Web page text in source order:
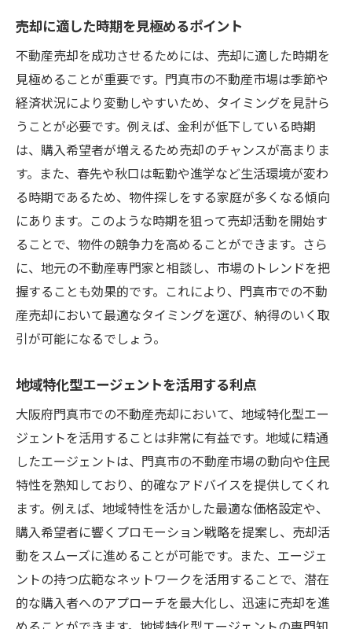
売却に適した時期を見極めるポイント
不動産売却を成功させるためには、売却に適した時期を
見極めることが重要です。門真市の不動産市場は季節や
経済状況により変動しやすいため、タイミングを見計ら
うことが必要です。例えば、金利が低下している時期
は、購入希望者が増えるため売却のチャンスが高まりま
す。また、春先や秋口は転勤や進学など生活環境が変わ
る時期であるため、物件探しをする家庭が多くなる傾向
にあります。このような時期を狙って売却活動を開始す
ることで、物件の競争力を高めることができます。さら
に、地元の不動産専門家と相談し、市場のトレンドを把
握することも効果的です。これにより、門真市での不動
産売却において最適なタイミングを選び、納得のいく取
引が可能になるでしょう。
地域特化型エージェントを活用する利点
大阪府門真市での不動産売却において、地域特化型エー
ジェントを活用することは非常に有益です。地域に精通
したエージェントは、門真市の不動産市場の動向や住民
特性を熟知しており、的確なアドバイスを提供してくれ
ます。例えば、地域特性を活かした最適な価格設定や、
購入希望者に響くプロモーション戦略を提案し、売却活
動をスムーズに進めることが可能です。また、エージェ
ントの持つ広範なネットワークを活用することで、潜在
的な購入者へのアプローチを最大化し、迅速に売却を進